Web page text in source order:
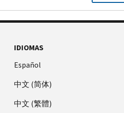
IDIOMAS
Español
中文 (简体)
中文 (繁體)